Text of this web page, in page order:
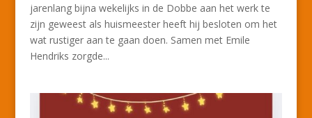
jarenlang bijna wekelijks in de Dobbe aan het werk te
zijn geweest als huismeester heeft hij besloten om het
wat rustiger aan te gaan doen. Samen met Emile
Hendriks zorgde...